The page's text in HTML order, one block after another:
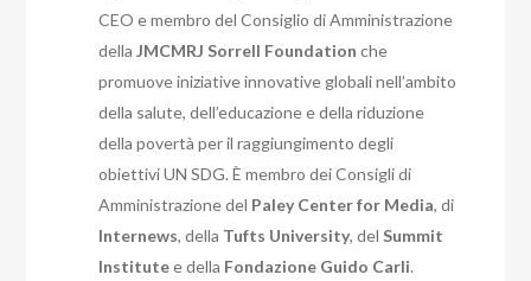
CEO e membro del Consiglio di Amministrazione
dellaJMCMRJ Sorrell Foundationche
promuove iniziative innovative globali nell’ambito
della salute, dell’educazione e della riduzione
della povertà per il raggiungimento degli
obiettivi UN SDG. È membro dei Consigli di
Amministrazione del Paley Center for Media, di
Internews, della Tufts University, del Summit
Institutee della Fondazione Guido Carli.